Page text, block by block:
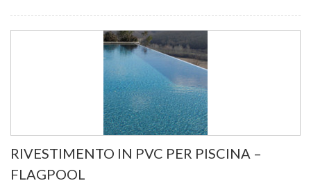
RIVESTIMENTO IN PVC PER PISCINA –
FLAGPOOL